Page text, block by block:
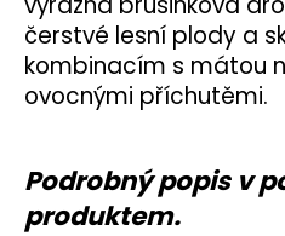
čerstvé lesní plody a
kombinacím s mátou
ovocnými příchutěmi.
Podrobný popis v
produktem.
u
j
e
m